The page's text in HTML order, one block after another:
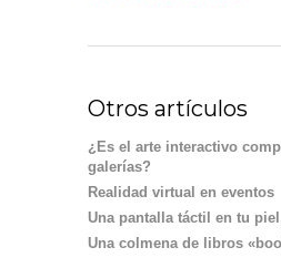
Otros artículos
¿Es el arte interactivo
galerías?
Realidad virtual en eventos
Una pantalla táctil en tu
Una colmena de libros